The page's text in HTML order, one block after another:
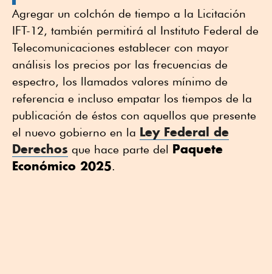
Agregar un colchón de tiempo a la Licitación
IFT-12, también permitirá al Instituto Federal de
Telecomunicaciones establecer con mayor
análisis los precios por las frecuencias de
espectro, los llamados valores mínimo de
referencia e incluso empatar los tiempos de la
publicación de éstos con aquellos que presente
el nuevo gobierno en la Ley Federal de
Derechos que hace parte del Paquete
Económico 2025.